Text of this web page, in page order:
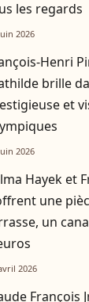
les regards
2026
Henri
brille
et
2026
Hayek et
une
un
2026
François